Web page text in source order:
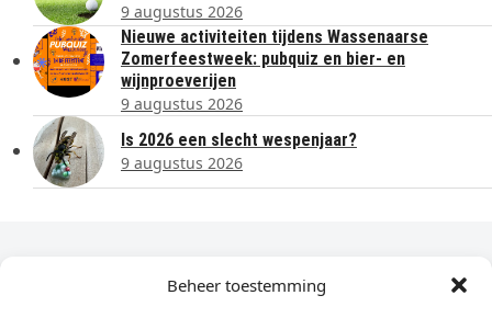
Beheer toestemming
9 augustus 2026
Nieuwe activiteiten tijdens Wassenaarse
Zomerfeestweek: pubquiz en bier- en
wijnproeverijen
9 augustus 2026
Is 2026 een slecht wespenjaar?
9 augustus 2026
Dagelijks het laatste nieuws in je e-mail?